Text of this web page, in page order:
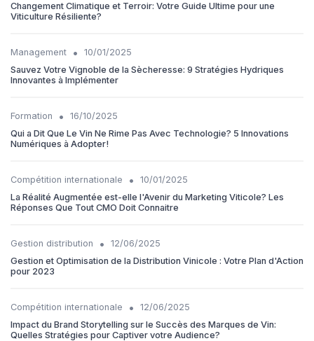
Changement Climatique et Terroir: Votre Guide Ultime pour une
Viticulture Résiliente?
Management •
10/01/2025
Sauvez Votre Vignoble de la Sècheresse: 9 Stratégies Hydriques
Innovantes à Implémenter
Formation •
16/10/2025
Qui a Dit Que Le Vin Ne Rime Pas Avec Technologie? 5 Innovations
Numériques à Adopter!
Compétition internationale •
10/01/2025
La Réalité Augmentée est-elle l'Avenir du Marketing Viticole? Les
Réponses Que Tout CMO Doit Connaitre
Gestion distribution •
12/06/2025
Gestion et Optimisation de la Distribution Vinicole : Votre Plan d'Action
pour 2023
Compétition internationale •
12/06/2025
Impact du Brand Storytelling sur le Succès des Marques de Vin:
Quelles Stratégies pour Captiver votre Audience?